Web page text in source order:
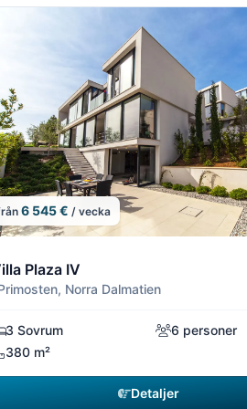
6 545 € / vecka
Plaza IV
Norra Dalmatien
3 Sovrum
6 personer
380 m²
Detaljer